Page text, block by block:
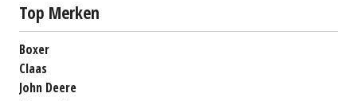
Top Merken
Boxer
Claas
John Deere